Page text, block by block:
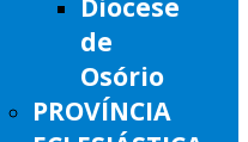
Diocese
de
Osório
PROVÍNCIA